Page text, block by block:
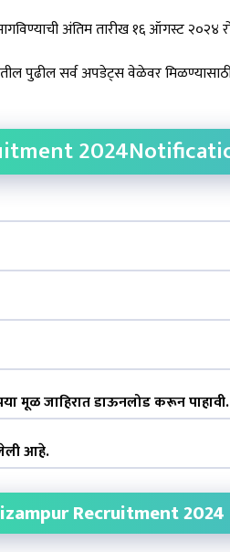
अंतिम तारीख १६ ऑगस्ट २०२४
पुढील सर्व अपडेट्स वेळेवर
मूळ जाहिरात डाऊनलोड करून पाहावी.
आहे.
Recruitment 2024